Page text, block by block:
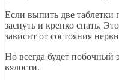
Если выпить две таблетки
заснуть и крепко спать.
зависит от состояния
Но всегда будет побочный
вялости.